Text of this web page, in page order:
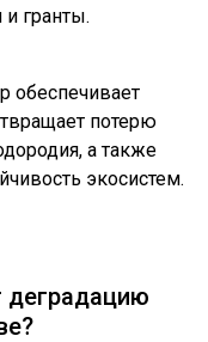
гранты.
обеспечивает
потерю
а также
экосистем.